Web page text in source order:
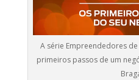
A série Empreendedores
primeiros passos de um